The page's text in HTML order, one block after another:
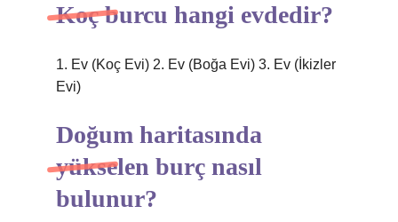
Koç burcu hangi evdedir?
1. Ev (Koç Evi) 2. Ev (Boğa Evi) 3. Ev (İkizler
Evi)
Doğum haritasında
yükselen burç nasıl
bulunur?